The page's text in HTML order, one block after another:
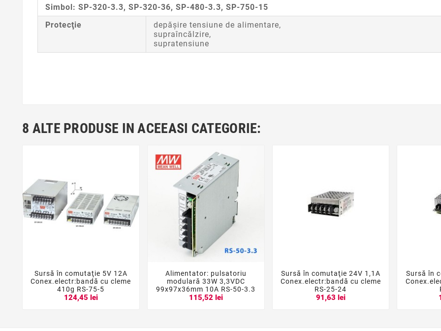
Simbol: SP-320-3.3, SP-320-36, SP-480-3.3, SP-750-15
Protecţie
depăşire tensiune de alimentare,
supraîncălzire,
supratensiune
8 ALTE PRODUSE IN ACEEASI CATEGORIE:
  
Sursă în comutaţie 5V 12A
Conex.electr:bandă cu cleme
410g RS-75-5
124,45 lei
  
Alimentator: pulsatoriu
modulară 33W 3,3VDC
99x97x36mm 10A RS-50-3.3
115,52 lei
  
Sursă în comutaţie 24V 1,1A
Conex.electr:bandă cu cleme
RS-25-24
91,63 lei

Sursă în